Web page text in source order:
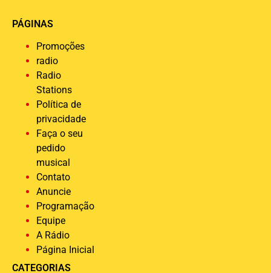
PÁGINAS
Promoções
radio
Radio
Stations
Política de
privacidade
Faça o seu
pedido
musical
Contato
Anuncie
Programação
Equipe
A Rádio
Página Inicial
CATEGORIAS